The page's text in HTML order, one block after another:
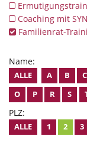
Coaching mit
Familienrat-
Name:
ALLE A B C
O
P R S
PLZ:
ALLE 1 2 3